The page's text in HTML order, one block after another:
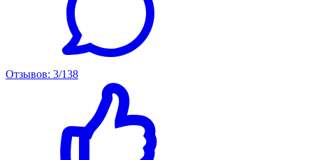
Отзывов: 3/138